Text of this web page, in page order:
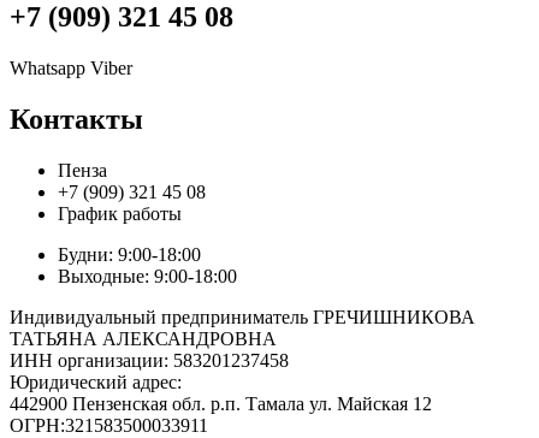
+7 (909) 321 45 08
Whatsapp Viber
Контакты
Пенза
+7 (909) 321 45 08
График работы
Будни: 9:00-18:00
Выходные: 9:00-18:00
Индивидуальный предприниматель ГРЕЧИШНИКОВА
ТАТЬЯНА АЛЕКСАНДРОВНА
ИНН организации: 583201237458
Юридический адрес:
442900 Пензенская обл. р.п. Тамала ул. Майская 12
ОГРН:321583500033911